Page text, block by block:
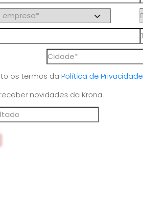
os termos da Política de Privacidade
novidades da Krona.